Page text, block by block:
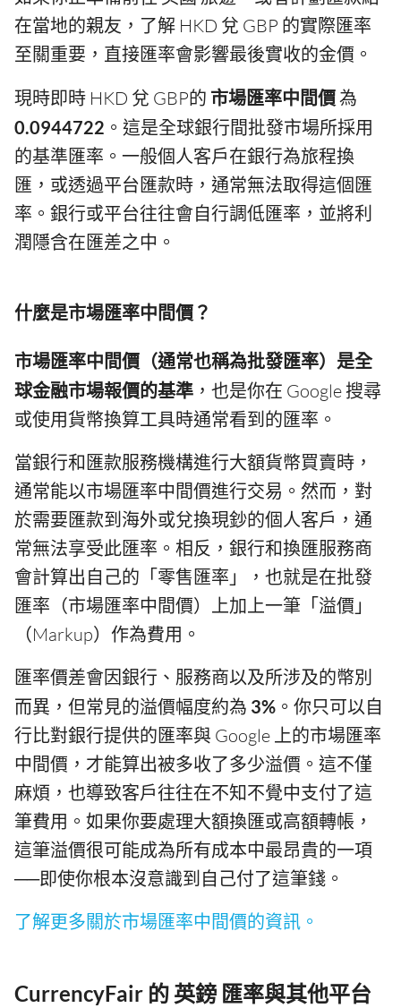
在當地的親友，了解 HKD 兌 GBP 的實際匯率
至關重要，直接匯率會影響最後實收的金價。
現時即時 HKD 兌 GBP的 市場匯率中間價為
0.0944722 。這是全球銀行間批發市場所採用
的基準匯率。一般個人客戶在銀行為旅程換
匯，或透過平台匯款時，通常無法取得這個匯
率。銀行或平台往往會自行調低匯率，並將利
潤隱含在匯差之中。
什麼是市場匯率中間價？
市場匯率中間價（通常也稱為批發匯率）是全
球金融市場報價的基準 ，也是你在 Google 搜尋
或使用貨幣換算工具時通常看到的匯率。
當銀行和匯款服務機構進行大額貨幣買賣時，
通常能以市場匯率中間價進行交易。然而，對
於需要匯款到海外或兌換現鈔的個人客戶，通
常無法享受此匯率。相反，銀行和換匯服務商
會計算出自己的「零售匯率」，也就是在批發
匯率（市場匯率中間價）上加上一筆「溢價」
（Markup）作為費用。
匯率價差會因銀行、服務商以及所涉及的幣別
而異，但常見的溢價幅度約為 3% 。你只可以自
行比對銀行提供的匯率與 Google 上的市場匯率
中間價，才能算出被多收了多少溢價。這不僅
麻煩，也導致客戶往往在不知不覺中支付了這
筆費用。如果你要處理大額換匯或高額轉帳，
這筆溢價很可能成為所有成本中最昂貴的一項
──即使你根本沒意識到自己付了這筆錢。
了解更多關於市場匯率中間價的資訊。
CurrencyFair 的 英鎊 匯率與其他平台